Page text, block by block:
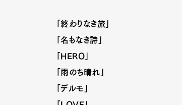
「終わりなき旅」
「名もなき詩」
「HERO」
「雨のち晴れ」
「デルモ」